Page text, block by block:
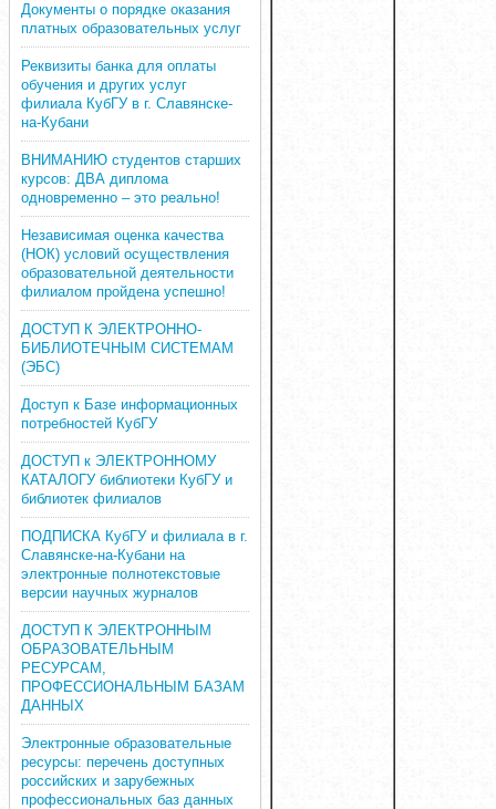
Документы о порядке оказания
платных образовательных услуг
Реквизиты банка для оплаты
обучения и других услуг
филиала КубГУ в г. Славянске-
на-Кубани
ВНИМАНИЮ студентов старших
курсов: ДВА диплома
одновременно – это реально!
Независимая оценка качества
(НОК) условий осуществления
образовательной деятельности
филиалом пройдена успешно!
ДОСТУП К ЭЛЕКТРОННО-
БИБЛИОТЕЧНЫМ СИСТЕМАМ
(ЭБС)
Доступ к Базе информационных
потребностей КубГУ
ДОСТУП к ЭЛЕКТРОННОМУ
КАТАЛОГУ библиотеки КубГУ и
библиотек филиалов
ПОДПИСКА КубГУ и филиала в г.
Славянске-на-Кубани на
электронные полнотекстовые
версии научных журналов
ДОСТУП К ЭЛЕКТРОННЫМ
ОБРАЗОВАТЕЛЬНЫМ
РЕСУРСАМ,
ПРОФЕССИОНАЛЬНЫМ БАЗАМ
ДАННЫХ
Электронные образовательные
ресурсы: перечень доступных
российских и зарубежных
профессиональных баз данных